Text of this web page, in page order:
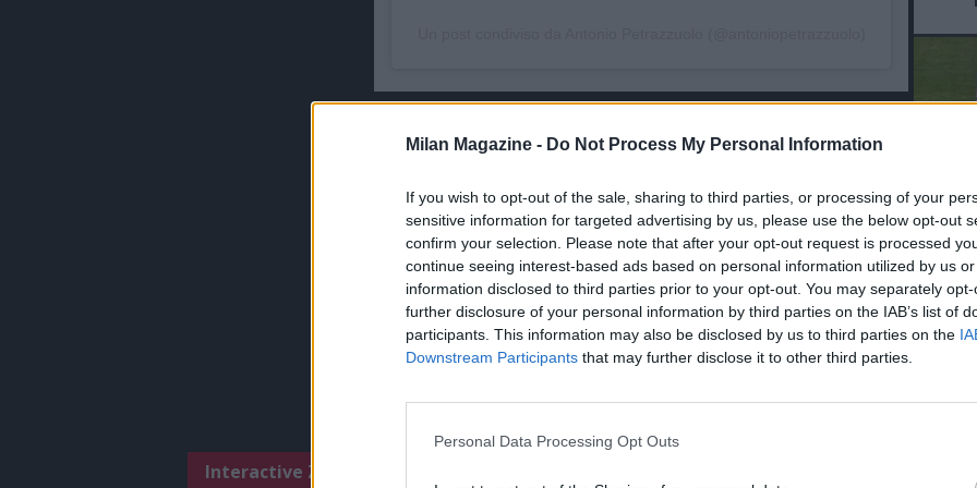
Milan Magazine - Do Not Process My Personal Information
If you wish to opt-out of the sale, sharing to third parties, or processing of your
sensitive information for targeted advertising by us, please use the below opt-out
confirm your selection. Please note that after your opt-out request is processed
continue seeing interest-based ads based on personal information utilized by us
information disclosed to third parties prior to your opt-out. You may separately
further disclosure of your personal information by third parties on the IAB’s list of
participants. This information may also be disclosed by us to third parties on the
Downstream Participants that may further disclose it to other third parties.
Personal Data Processing Opt Outs
Interactive Zone
Bartesaghi: "La partita con il Napoli è
fondamentale per il finale di
stagione, ci sarà emozione, siamo
una squadra forte e ogni avversario è
alla portata"
10.01 19:54 - SSCN - Napoli, ecco
l'arrivo degli azzurri a Milano per la
sfida contro l'Inter a San Siro
Milano a giocarci la partita, saremo
del